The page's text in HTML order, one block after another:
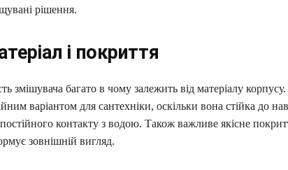
рішення.
і покриття
змішувача багато в чому залежить від матеріалу
варіантом для сантехніки, оскільки вона стійка до
контакту з водою. Також важливе якісне
зовнішній вигляд.